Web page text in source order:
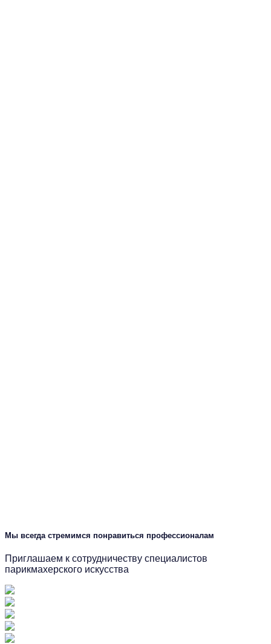
Мы всегда стремимся понравиться профессионалам
Приглашаем к сотрудничеству специалистов
парикмахерского искусства